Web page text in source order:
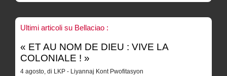
Ultimi articoli su Bellaciao :
« ET AU NOM DE DIEU : VIVE LA
COLONIALE ! »
4 agosto, di LKP - Liyannaj Kont Pwofitasyon